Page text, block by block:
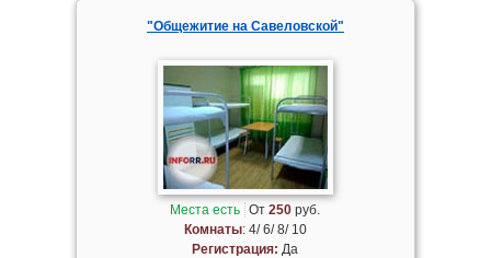
"Общежитие на Савеловской"
Места есть От250 руб.
Комнаты: 4/ 6/ 8/ 10
Регистрация: Да